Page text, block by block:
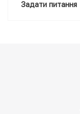
Задати питання